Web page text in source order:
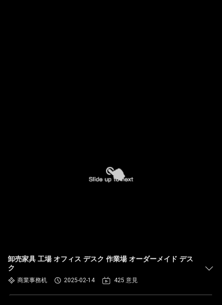
卸売家具 工場 オフィス デスク 作業場 オーダーメイド デス
ク
商業事務机 2025-02-14 425 意見